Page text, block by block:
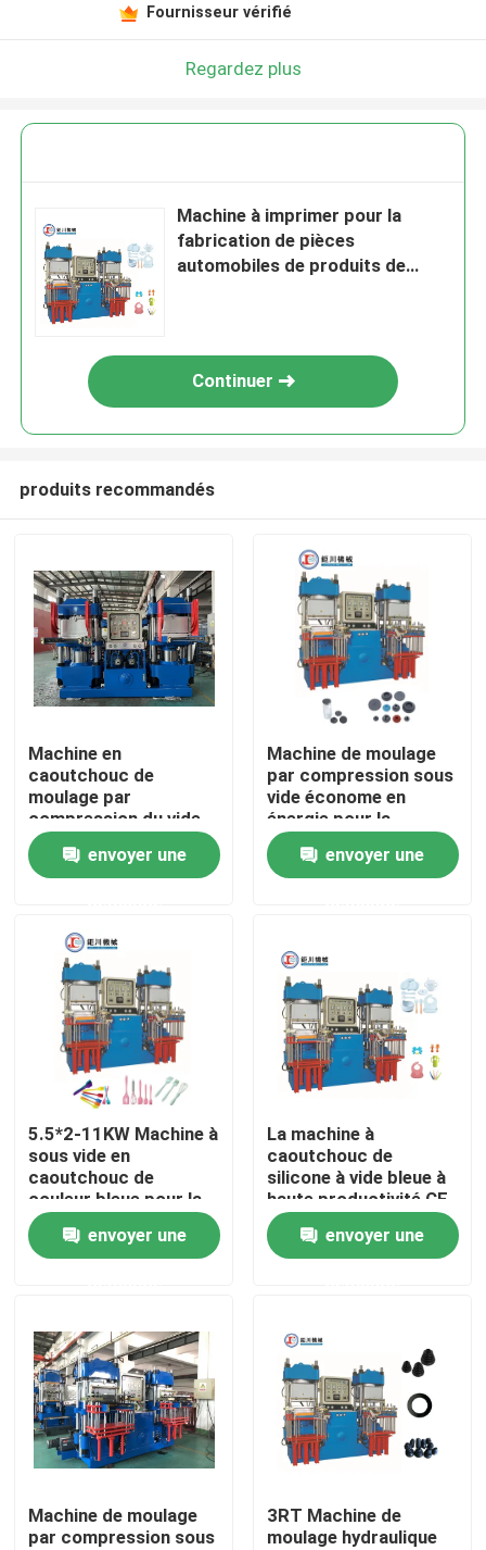
Produits
Vidéos
A propos de nous
Visite d'usine
Contrôle de la qualité
Contact
nouvelles
Demande de soumission
VR SHOW
Fournisseur vérifié
Regardez plus
Machine à imprimer pour la
fabrication de pièces
automobiles de produits de
Continuer
produits recommandés
Machine en
caoutchouc de
moulage par
compression du vide
69KW pour la seringue
médicaleenvoyer une
Machine de moulage
par compression sous
vide économe en
énergie pour la
fabrication de
bouchons en
caoutchouc
envoyer une
5.5*2-11KW Machine à
sous vide en
caoutchouc de
couleur bleue pour la
fabrication de
produits de cuisine
envoyer une
La machine à
caoutchouc de
silicone à vide bleue à
haute productivité CE
pour la fabrication de
produits en
caoutchouc de
envoyer une
Machine de moulage
par compression sous
3RT Machine de
moulage hydraulique